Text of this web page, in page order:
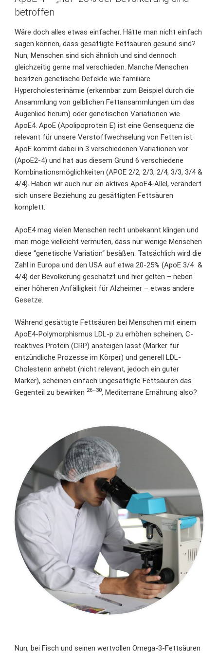
betroffen
Wäre doch alles etwas einfacher. Hätte man nicht einfach
sagen können, dass gesättigte Fettsäuren gesund sind?
Nun, Menschen sind sich ähnlich und sind dennoch
gleichzeitig gerne mal verschieden. Manche Menschen
besitzen genetische Defekte wie familiäre
Hypercholesterinämie (erkennbar zum Beispiel durch die
Ansammlung von gelblichen Fettansammlungen um das
Augenlied herum) oder genetischen Variationen wie
ApoE4. ApoE (Apolipoprotein E) ist eine Gensequenz die
relevant für unsere Verstoffwechselung von Fetten ist.
ApoE kommt dabei in 3 verschiedenen Variationen vor
(ApoE2-4) und hat aus diesem Grund 6 verschiedene
Kombinationsmöglichkeiten (APOE 2/2, 2/3, 2/4, 3/3, 3/4 &
4/4). Haben wir auch nur ein aktives ApoE4-Allel, verändert
sich unsere Beziehung zu gesättigten Fettsäuren
komplett.
ApoE4 mag vielen Menschen recht unbekannt klingen und
man möge vielleicht vermuten, dass nur wenige Menschen
diese “genetische Variation“ besäßen. Tatsächlich wird die
Zahl in Europa und den USA auf etwa 20-25% (ApoE 3/4 &
4/4) der Bevölkerung geschätzt und hier gelten – neben
einer höheren Anfälligkeit für Alzheimer – etwas andere
Gesetze.
Während gesättigte Fettsäuren bei Menschen mit einem
ApoE4-Polymorphismus LDL-p zu erhöhen scheinen, C-
reaktives Protein (CRP) ansteigen lässt (Marker für
entzündliche Prozesse im Körper) und generell LDL-
Cholesterin anhebt (nicht relevant, jedoch ein guter
Marker), scheinen einfach ungesättigte Fettsäuren das
Gegenteil zu bewirken 26–30. Mediterrane Ernährung also?
Nun, bei Fisch und seinen wertvollen Omega-3-Fettsäuren